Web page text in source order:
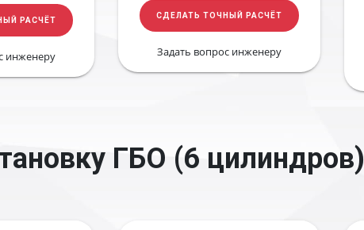
РАСЧЁТ
инженеру
СДЕЛАТЬ ТОЧНЫЙ РАСЧЁТ
Задать вопрос инженеру
ГБО (6 цилиндров)